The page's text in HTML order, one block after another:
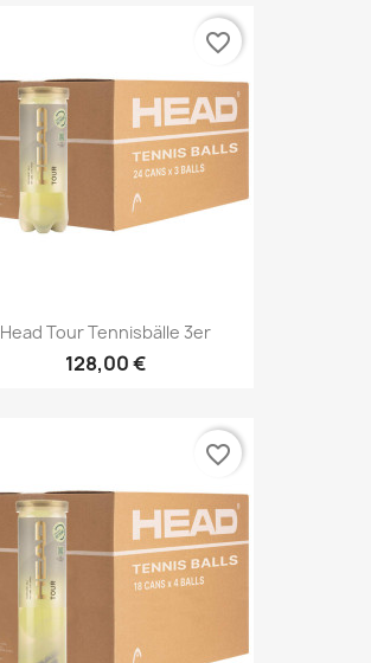
Head Tour Tennisbälle 3er
128,00 €
favorite_border
favorite_border